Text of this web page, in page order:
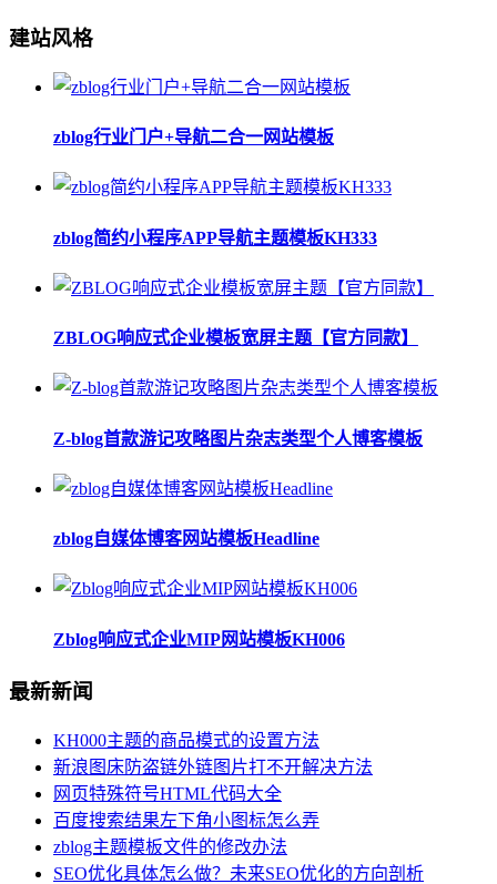
建站风格
zblog行业门户+导航二合一网站模板
zblog简约小程序APP导航主题模板KH333
ZBLOG响应式企业模板宽屏主题【官方同款】
Z-blog首款游记攻略图片杂志类型个人博客模板
zblog自媒体博客网站模板Headline
Zblog响应式企业MIP网站模板KH006
最新新闻
KH000主题的商品模式的设置方法
新浪图床防盗链外链图片打不开解决方法
网页特殊符号HTML代码大全
百度搜索结果左下角小图标怎么弄
zblog主题模板文件的修改办法
SEO优化具体怎么做？未来SEO优化的方向剖析